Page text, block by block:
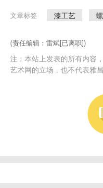
文章标签 漆工艺
(责任编辑：雷斌[已离职])
注：本站上发表的所有内容
艺术网的立场，也不代表雅